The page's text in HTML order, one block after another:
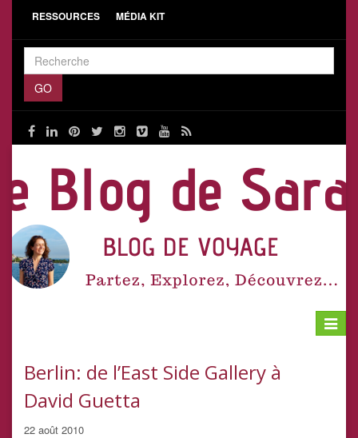
RESSOURCES MÉDIA KIT
Toggle
Berlin: de l’East Side Gallery à
David Guetta
22 août 2010